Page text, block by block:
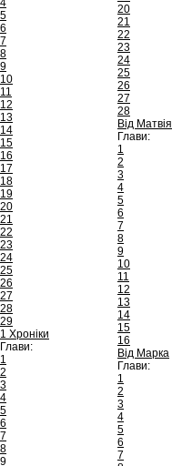
4
5
6
7
8
9
10
11
12
13
14
15
16
17
18
19
20
21
22
23
24
25
26
27
28
29
1 Хроніки
Глави:
1
2
3
4
5
6
7
8
9
20
21
22
23
24
25
26
27
28
Від Матвія
Глави:
1
2
3
4
5
6
7
8
9
10
11
12
13
14
15
16
Від Марка
Глави:
1
2
3
4
5
6
7